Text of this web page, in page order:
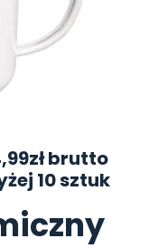
brutto
10 sztuk